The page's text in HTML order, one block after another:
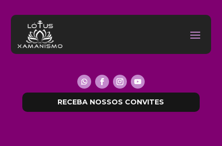
RECEBA NOSSOS CONVITES